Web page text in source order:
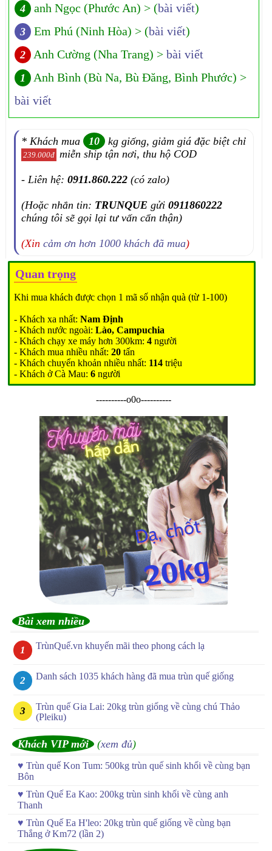
4 anh Ngọc (Phước An) > (bài viết)
3 Em Phú (Ninh Hòa) > (bài viết)
2 Anh Cường (Nha Trang) >bài viết
1
Anh Bình (Bù Na, Bù Đăng, Bình Phước) >
bài viết
* Khách mua 10 kg giống, giảm giá đặc biệt chỉ
239.000đ miễn ship tận nơi, thu hộ COD
- Liên hệ:0911.860.222 (có zalo)
(Hoặc nhắn tin: TRUNQUE gửi0911860222
chúng tôi sẽ gọi lại tư vấn cẩn thận)
(Xincảm ơn hơn 1000 khách đã mua)
Quan trọng
Khi mua khách được chọn 1 mã số nhận quà (từ 1-100)
- Khách xa nhất:Nam Định
- Khách nước ngoài:Lào, Campuchia
- Khách chạy xe máy hơn 300km:4 người
- Khách mua nhiều nhất:20 tấn
- Khách chuyển khoản nhiều nhất: 114 triệu
- Khách ở Cà Mau:6 người
----------o0o----------
Bài xem nhiều
TrùnQuế.vn khuyến mãi theo phong cách lạ
Danh sách 1035 khách hàng đã mua trùn quế giống
Trùn quế Gia Lai: 20kg trùn giống về cùng chú Thảo
(Pleiku)
Khách VIP mới (xem đủ)
♥ Trùn quế Kon Tum: 500kg trùn quế sinh khối về cùng bạn
Bôn
♥ Trùn Quế Ea Kao: 200kg trùn sinh khối về cùng anh
Thanh
♥ Trùn Quế Ea H'leo: 20kg trùn quế giống về cùng bạn
Thắng ở Km72 (lần 2)